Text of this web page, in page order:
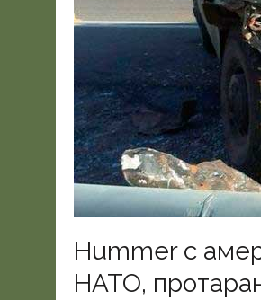
Hummer с
НАТО,